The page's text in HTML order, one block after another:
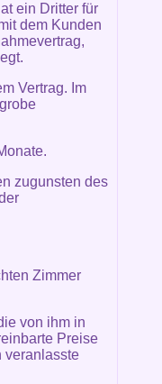
ein Dritter für
dem Kunden
Vertrag. Im
zugunsten des
Zimmer
von ihm in
Preise
veranlasste